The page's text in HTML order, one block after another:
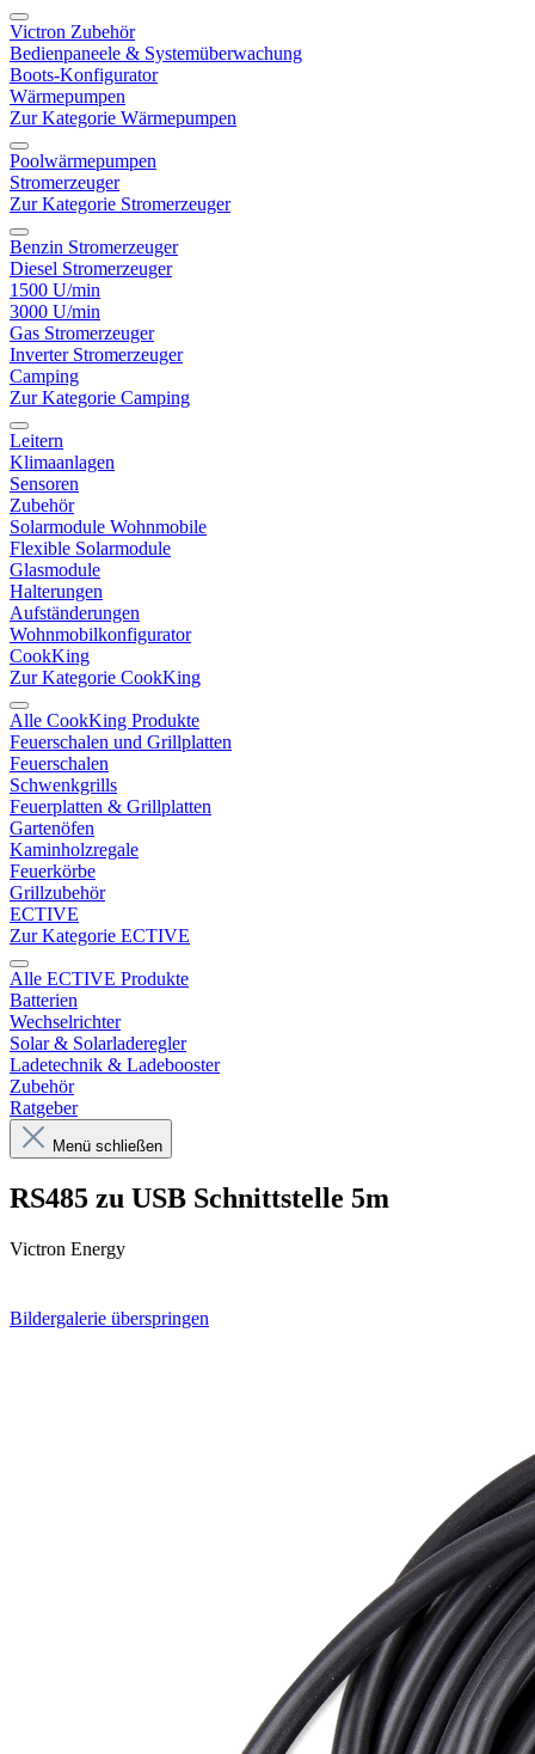
Victron Zubehör
Bedienpaneele & Systemüberwachung
Boots-Konfigurator
Wärmepumpen
Zur Kategorie Wärmepumpen
Poolwärmepumpen
Stromerzeuger
Zur Kategorie Stromerzeuger
Benzin Stromerzeuger
Diesel Stromerzeuger
1500 U/min
3000 U/min
Gas Stromerzeuger
Inverter Stromerzeuger
Camping
Zur Kategorie Camping
Leitern
Klimaanlagen
Sensoren
Zubehör
Solarmodule Wohnmobile
Flexible Solarmodule
Glasmodule
Halterungen
Aufständerungen
Wohnmobilkonfigurator
CookKing
Zur Kategorie CookKing
Alle CookKing Produkte
Feuerschalen und Grillplatten
Feuerschalen
Schwenkgrills
Feuerplatten & Grillplatten
Gartenöfen
Kaminholzregale
Feuerkörbe
Grillzubehör
ECTIVE
Zur Kategorie ECTIVE
Alle ECTIVE Produkte
Batterien
Wechselrichter
Solar & Solarladeregler
Ladetechnik & Ladebooster
Zubehör
Ratgeber
Menü schließen
RS485 zu USB Schnittstelle 5m
Victron Energy
Bildergalerie überspringen